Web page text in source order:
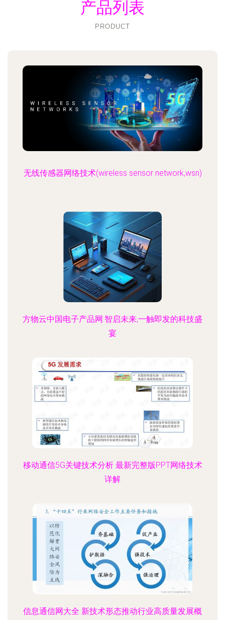
产品列表
PRODUCT
无线传感器网络技术(wireless sensor network,wsn)
方物云中国电子产品网:智启未来,一触即发的科技盛
宴
移动通信5G关键技术分析 最新完整版PPT网络技术
详解
信息通信网大全 新技术形态推动行业高质量发展概